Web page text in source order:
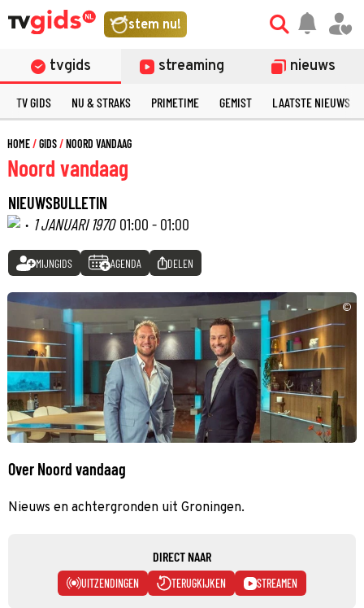
stem nu!
tvgids streaming nieuws
TV GIDS NU & STRAKS PRIMETIME GEMIST LAATSTE NIEUWS
HOME GIDS NOORD VANDAAG
Noord vandaag
NIEUWSBULLETIN
· 1 JANUARI 1970 01:00 - 01:00
MIJNGIDS AGENDA DELEN
©
Over Noord vandaag
Nieuws en achtergronden uit Groningen.
DIRECT NAAR
UITZENDINGEN TERUGKIJKEN STREAMEN